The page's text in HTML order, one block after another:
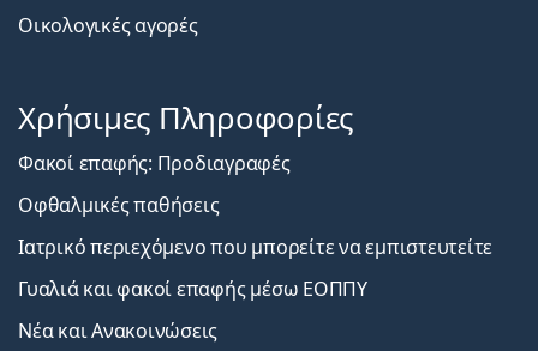
Οικολογικές αγορές
Χρήσιμες Πληροφορίες
Φακοί επαφής: Προδιαγραφές
Οφθαλμικές παθήσεις
Ιατρικό περιεχόμενο που μπορείτε να εμπιστευτείτε
Γυαλιά και φακοί επαφής μέσω ΕΟΠΠΥ
Νέα και Ανακοινώσεις